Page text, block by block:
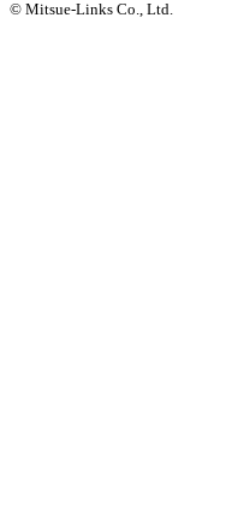
© Mitsue-Links Co., Ltd.